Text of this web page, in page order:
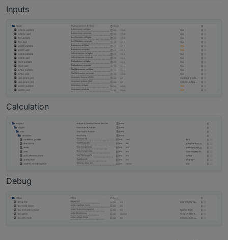
Inputs
Calculation
Debug